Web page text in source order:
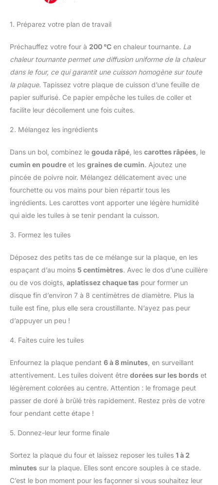
1. Préparez votre plan de travail
Préchauffez votre four à 200 °C en chaleur tournante. La
chaleur tournante permet une diffusion uniforme de la chaleur
dans le four, ce qui garantit une cuisson homogène sur toute
la plaque. Tapissez votre plaque de cuisson d’une feuille de
papier sulfurisé. Ce papier empêche les tuiles de coller et
facilite leur décollement une fois cuites.
2. Mélangez les ingrédients
Dans un bol, combinez le gouda râpé , les carottes râpées , le
cumin en poudre et les graines de cumin. Ajoutez une
pincée de poivre noir. Mélangez délicatement avec une
fourchette ou vos mains pour bien répartir tous les
ingrédients. Les carottes vont apporter une légère humidité
qui aide les tuiles à se tenir pendant la cuisson.
3. Formez les tuiles
Déposez des petits tas de ce mélange sur la plaque, en les
espaçant d’au moins 5 centimètres. Avec le dos d’une cuillère
ou de vos doigts, aplatissez chaque tas pour former un
disque fin d’environ 7 à 8 centimètres de diamètre. Plus la
tuile est fine, plus elle sera croustillante. N’ayez pas peur
d’appuyer un peu !
4. Faites cuire les tuiles
Enfournez la plaque pendant 6 à 8 minutes , en surveillant
attentivement. Les tuiles doivent être dorées sur les bords et
légèrement colorées au centre. Attention : le fromage peut
passer de doré à brûlé très rapidement. Restez près de votre
four pendant cette étape !
5. Donnez-leur leur forme finale
Sortez la plaque du four et laissez reposer les tuiles 1 à 2
minutes sur la plaque. Elles sont encore souples à ce stade.
C’est le bon moment pour les façonner si vous souhaitez leur